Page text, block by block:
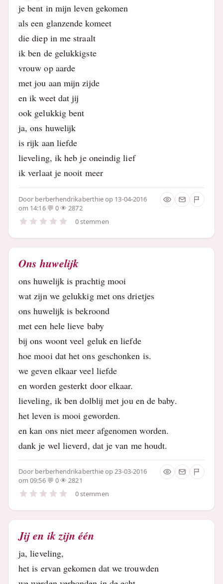
je bent in mijn leven gekomen
als een glanzende komeet
die diep in me straalt
ik ben de gelukkigste
vrouw op aarde
met jou aan mijn zijde
en ik weet dat jij
ook gelukkig bent
ja, ons huwelijk
is rijk aan liefde
lieveling, ik heb je oneindig lief
ik verlaat je nooit meer
Door berberhendrikaberthieop 13-04-2016
om 14:16
0
2872
0 stemmen
Ons huwelijk
ons huwelijk is prachtig mooi
wat zijn we gelukkig met ons drietjes
ons huwelijk is bekroond
met een hele lieve baby
bij ons woont veel geluk en liefde
hoe mooi dat het ons geschonken is.
we geven elkaar veel liefde
en worden gesterkt door elkaar.
lieveling, ik ben dolblij met jou en de baby.
het leven is mooi geworden.
en kan ons niet meer afgenomen worden.
dank je wel lieverd, dat je van me houdt.
Door berberhendrikaberthieop 23-03-2016
om 09:56
0
2821
0 stemmen
Jij en ik zijn één
ja, lieveling,
het is ervan gekomen dat we trouwden